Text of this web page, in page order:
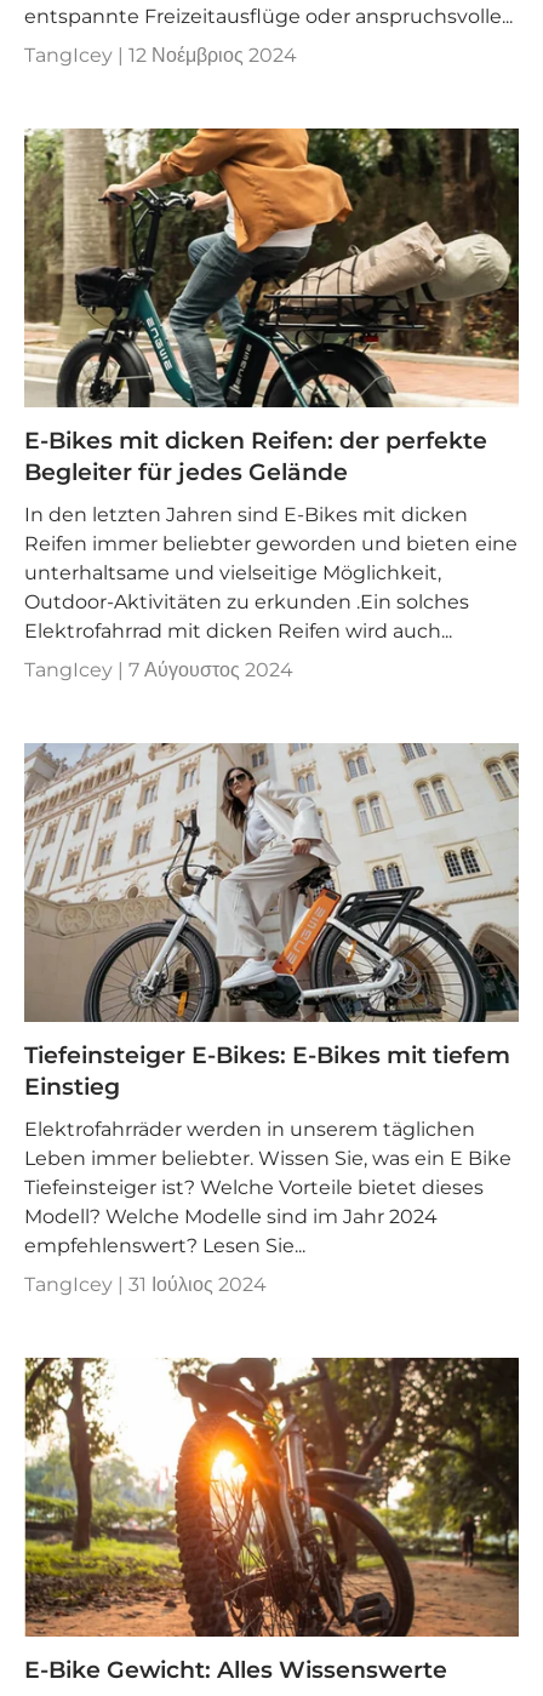
entspannte Freizeitausflüge oder anspruchsvolle...
TangIcey | 12 Νοέμβριος 2024
E-Bikes mit dicken Reifen: der perfekte
Begleiter für jedes Gelände
In den letzten Jahren sind E-Bikes mit dicken
Reifen immer beliebter geworden und bieten eine
unterhaltsame und vielseitige Möglichkeit,
Outdoor-Aktivitäten zu erkunden .Ein solches
Elektrofahrrad mit dicken Reifen wird auch...
TangIcey | 7 Αύγουστος 2024
Tiefeinsteiger E-Bikes: E-Bikes mit tiefem
Einstieg
Elektrofahrräder werden in unserem täglichen
Leben immer beliebter. Wissen Sie, was ein E Bike
Tiefeinsteiger ist? Welche Vorteile bietet dieses
Modell? Welche Modelle sind im Jahr 2024
empfehlenswert? Lesen Sie...
TangIcey | 31 Ιούλιος 2024
E-Bike Gewicht: Alles Wissenswerte